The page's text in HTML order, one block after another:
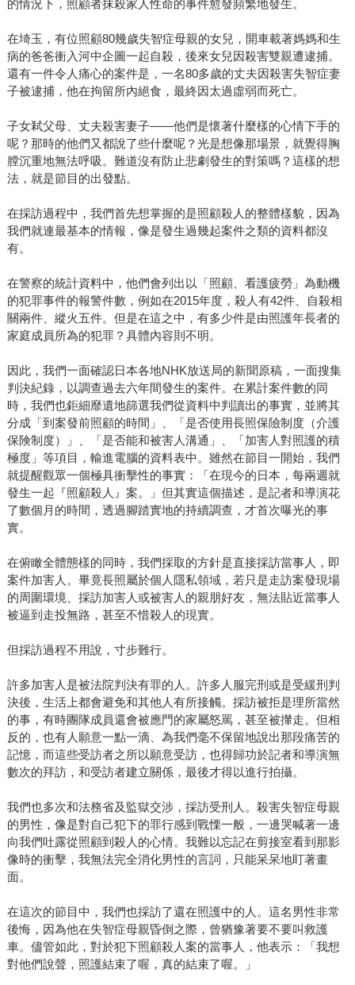
的情況下，照顧者抹殺家人性命的事件愈發頻繁地發生。
在埼玉，有位照顧80幾歲失智症母親的女兒，開車載著媽媽和生
病的爸爸衝入河中企圖一起自殺，後來女兒因殺害雙親遭逮捕。
還有一件令人痛心的案件是，一名80多歲的丈夫因殺害失智症妻
子被逮捕，他在拘留所內絕食，最終因太過虛弱而死亡。
子女弒父母、丈夫殺害妻子——他們是懷著什麼樣的心情下手的
呢？那時的他們又都說了些什麼呢？光是想像那場景，就覺得胸
膛沉重地無法呼吸。難道沒有防止悲劇發生的對策嗎？這樣的想
法，就是節目的出發點。
在採訪過程中，我們首先想掌握的是照顧殺人的整體樣貌，因為
我們就連最基本的情報，像是發生過幾起案件之類的資料都沒
有。
在警察的統計資料中，他們會列出以「照顧、看護疲勞」為動機
的犯罪事件的報警件數，例如在2015年度，殺人有42件、自殺相
關兩件、縱火五件。但是在這之中，有多少件是由照護年長者的
家庭成員所為的犯罪？具體內容則不明。
因此，我們一面確認日本各地NHK放送局的新聞原稿，一面搜集
判決紀錄，以調查過去六年間發生的案件。在累計案件數的同
時，我們也鉅細靡遺地篩選我們從資料中判讀出的事實，並將其
分成「到案發前照顧的時間」、「是否使用長照保險制度（介護
保険制度）」、「是否能和被害人溝通」、「加害人對照護的積
極度」等項目，輸進電腦的資料表中。雖然在節目一開始，我們
就提醒觀眾一個極具衝擊性的事實：「在現今的日本，每兩週就
發生一起『照顧殺人』案。」但其實這個描述，是記者和導演花
了數個月的時間，透過腳踏實地的持續調查，才首次曝光的事
實。
在俯瞰全體態樣的同時，我們採取的方針是直接採訪當事人，即
案件加害人。畢竟長照屬於個人隱私領域，若只是走訪案發現場
的周圍環境、採訪加害人或被害人的親朋好友，無法貼近當事人
被逼到走投無路，甚至不惜殺人的現實。
但採訪過程不用說，寸步難行。
許多加害人是被法院判決有罪的人。許多人服完刑或是受緩刑判
決後，生活上都會避免和其他人有所接觸。採訪被拒是理所當然
的事，有時團隊成員還會被應門的家屬怒罵，甚至被攆走。但相
反的，也有人願意一點一滴、為我們毫不保留地說出那段痛苦的
記憶，而這些受訪者之所以願意受訪，也得歸功於記者和導演無
數次的拜訪，和受訪者建立關係，最後才得以進行拍攝。
我們也多次和法務省及監獄交涉，採訪受刑人。殺害失智症母親
的男性，像是對自己犯下的罪行感到戰慄一般，一邊哭喊著一邊
向我們吐露從照顧到殺人的心情。我難以忘記在剪接室看到那影
像時的衝擊，我無法完全消化男性的言詞，只能呆呆地盯著畫
面。
在這次的節目中，我們也採訪了還在照護中的人。這名男性非常
後悔，因為他在失智症母親昏倒之際，曾猶豫著要不要叫救護
車。儘管如此，對於犯下照顧殺人案的當事人，他表示：「我想
對他們說聲，照護結束了喔，真的結束了喔。」